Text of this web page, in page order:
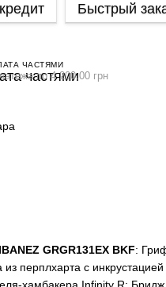
Быстрый
ЧАСТЯМИ
по 4 200.00 грн
IBANEZ GRGR131EX BKF:
перплхарта с